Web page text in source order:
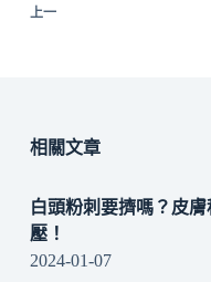
上一
相關文章
白頭粉刺要擠嗎？皮
壓！
2024-01-07